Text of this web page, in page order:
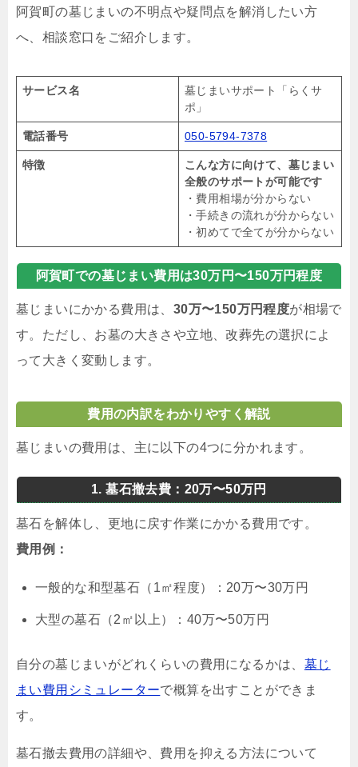
阿賀町の墓じまいの不明点や疑問点を解消したい方
へ、相談窓口をご紹介します。
サービス名
墓じまいサポート「らくサ
ポ」
電話番号 050-5794-7378
特徴
こんな方に向けて、墓じまい
全般のサポートが可能です
・費用相場が分からない
・手続きの流れが分からない
・初めてで全てが分からない
阿賀町での墓じまい費用は30万円〜150万円程度
墓じまいにかかる費用は、 30万〜150万円程度が相場で
す。ただし、お墓の大きさや立地、改葬先の選択によ
って大きく変動します。
費用の内訳をわかりやすく解説
墓じまいの費用は、主に以下の4つに分かれます。
1. 墓石撤去費：20万〜50万円
墓石を解体し、更地に戻す作業にかかる費用です。
費用例：
一般的な和型墓石（1㎡程度）：20万〜30万円
大型の墓石（2㎡以上）：40万〜50万円
自分の墓じまいがどれくらいの費用になるかは、 墓じ
まい費用シミュレーターで概算を出すことができま
す。
墓石撤去費用の詳細や、費用を抑える方法について